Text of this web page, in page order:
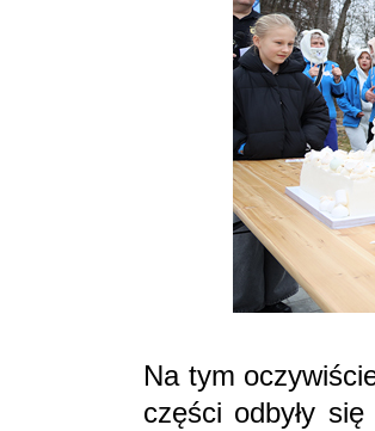
Na tym
części odbyły